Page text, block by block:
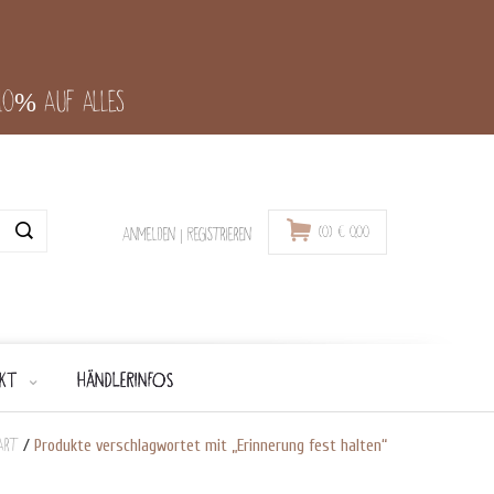
auf alles
Anmelden | Registrieren (0) € 0,00
HÄNDLERINFOS
/ Produkte verschlagwortet mit „Erinnerung fest halten“